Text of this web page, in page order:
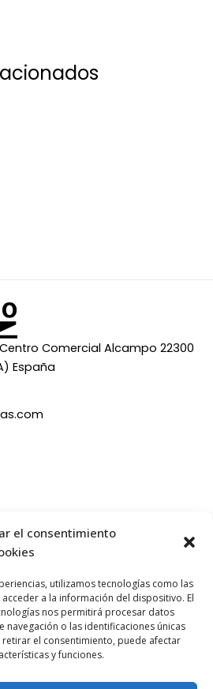
el consentimiento
utilizamos tecnologías como las
a la información del dispositivo. El
nos permitirá procesar datos
o las identificaciones únicas
el consentimiento, puede afectar
y funciones.
Comercial Alcampo 22300
España
y reembolsos
RRSS